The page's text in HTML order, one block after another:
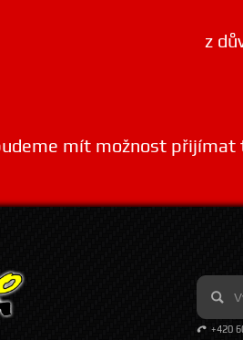
z
mít možnost přijímat
+420